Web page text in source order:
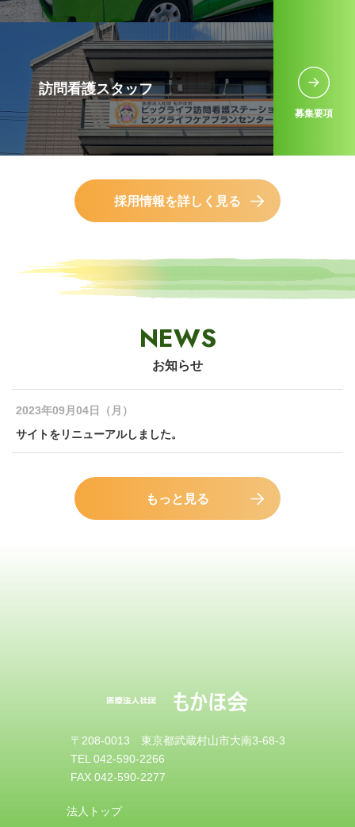
訪問看護スタッフ
募集要項
採用情報を詳しく見る
NEWS
お知らせ
2023年09月04日（月）
サイトをリニューアルしました。
もっと見る
〒208-0013 東京都武蔵村山市大南3-68-3
TEL 042-590-2266
FAX 042-590-2277
法人トップ